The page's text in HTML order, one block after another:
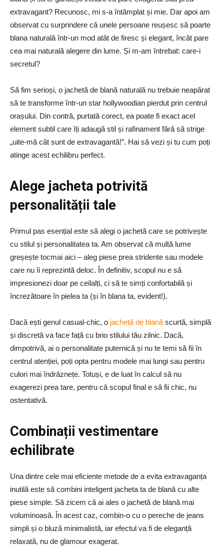
extravagant? Recunosc, mi s-a întâmplat și mie. Dar apoi am
observat cu surprindere că unele persoane reușesc să poarte
blana naturală într-un mod atât de firesc și elegant, încât pare
cea mai naturală alegere din lume. Și m-am întrebat: care-i
secretul?
Să fim serioși, o jachetă de blană naturală nu trebuie neapărat
să te transforme într-un star hollywoodian pierdut prin centrul
orașului. Din contră, purtată corect, ea poate fi exact acel
element subtil care îți adaugă stil și rafinament fără să strige
„uite-mă cât sunt de extravagantă!”. Hai să vezi și tu cum poți
atinge acest echilibru perfect.
Alege jacheta potrivită
personalității tale
Primul pas esențial este să alegi o jachetă care se potrivește
cu stilul și personalitatea ta. Am observat că multă lume
greșește tocmai aici – aleg piese prea stridente sau modele
care nu îi reprezintă deloc. În definitiv, scopul nu e să
impresionezi doar pe ceilalți, ci să te simți confortabilă și
încrezătoare în pielea ta (și în blana ta, evident!).
Dacă ești genul casual-chic, o jachetă de blană scurtă, simplă
și discretă va face față cu brio stilului tău zilnic. Dacă,
dimpotrivă, ai o personalitate puternică și nu te temi să fii în
centrul atenției, poți opta pentru modele mai lungi sau pentru
culori mai îndrăznețe. Totuși, e de luat în calcul să nu
exagerezi prea tare, pentru că scopul final e să fii chic, nu
ostentativă.
Combinații vestimentare
echilibrate
Una dintre cele mai eficiente metode de a evita extravaganța
inutilă este să combini inteligent jacheta ta de blană cu alte
piese simple. Să zicem că ai ales o jachetă de blană mai
voluminoasă. În acest caz, combin-o cu o pereche de jeans
simpli și o bluză minimalistă, iar efectul va fi de eleganță
relaxată, nu de glamour exagerat.